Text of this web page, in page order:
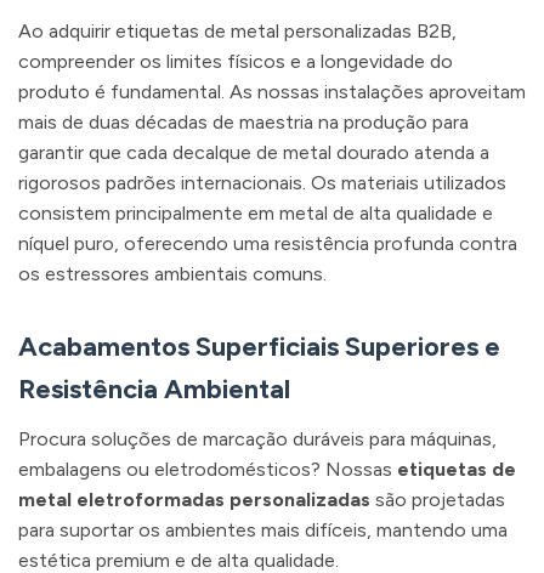
Ao adquirir etiquetas de metal personalizadas B2B,
compreender os limites físicos e a longevidade do
produto é fundamental. As nossas instalações aproveitam
mais de duas décadas de maestria na produção para
garantir que cada decalque de metal dourado atenda a
rigorosos padrões internacionais. Os materiais utilizados
consistem principalmente em metal de alta qualidade e
níquel puro, oferecendo uma resistência profunda contra
os estressores ambientais comuns.
Acabamentos Superficiais Superiores e
Resistência Ambiental
Procura soluções de marcação duráveis para máquinas,
embalagens ou eletrodomésticos? Nossas etiquetas de
metal eletroformadas personalizadas são projetadas
para suportar os ambientes mais difíceis, mantendo uma
estética premium e de alta qualidade.